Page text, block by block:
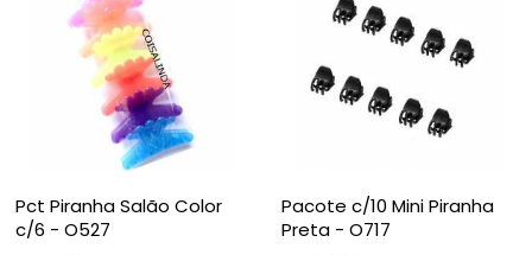
Pct Piranha Salão Color
c/6 - O527
Pacote c/10 Mini Piranha
Preta - O717